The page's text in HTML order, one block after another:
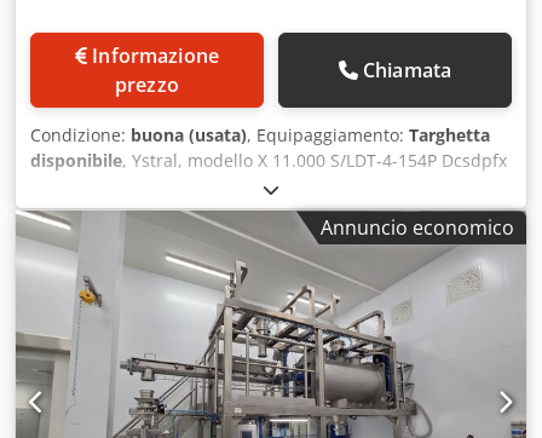
prezzo
Chiamata
Condizione: buona (usata), Equipaggiamento: Targhetta
disponibile, Ystral, modello X 11.000 S/LDT-4-154P Dcsdpfx
Aezp Nvwsbiok Dispersore basato sul principio rotore-
statore montato su stativo, senza sistema di controllo I
dispersori YSTRAL sono progettati per la produzione di
emulsioni e sospensioni in un intervallo di viscosità medio.
Soddisfano elevati requisiti per la dispersione fine, anche
in un intervallo di viscosità medio, e sono adatti per lotti
fino a 2.000 litri. Motore: 2.910 giri/min / 11,0 kW
Annuncio economico